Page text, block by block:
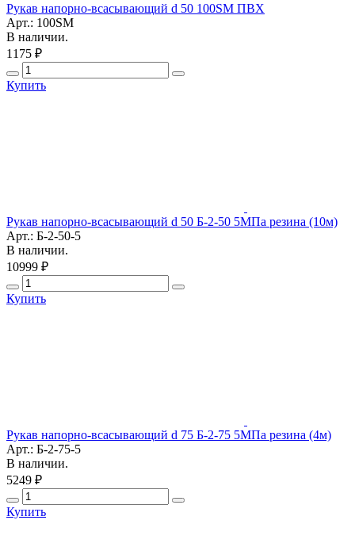
Рукав напорно-всасывающий d 50 100SM ПВХ
Арт.: 100SM
В наличии.
1175 ₽
Купить
Рукав напорно-всасывающий d 50 Б-2-50 5МПа резина (10м)
Арт.: Б-2-50-5
В наличии.
10999 ₽
Купить
Рукав напорно-всасывающий d 75 Б-2-75 5МПа резина (4м)
Арт.: Б-2-75-5
В наличии.
5249 ₽
Купить